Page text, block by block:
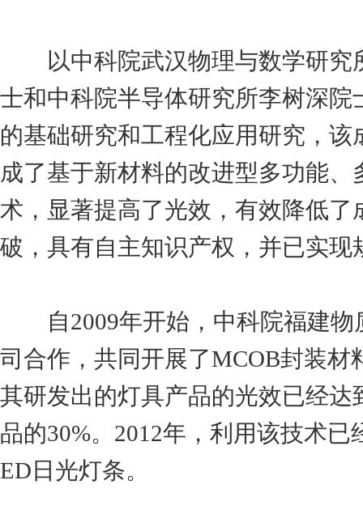
以中科院武汉物理与数学研究
士和中科院半导体研究所李树深
的基础研究和工程化应用研究，
成了基于新材料的改进型多功能
术，显著提高了光效，有效降低
破，具有自主知识产权，并已实现
自2009年开始，中科院福建物
司合作，共同开展了MCOB封装
其研发出的灯具产品的光效已经
品的30%。2012年，利用该技术
ED日光灯条。